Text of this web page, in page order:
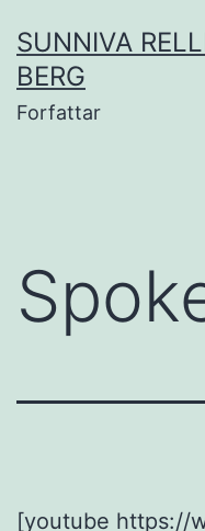
til
innhold
SUNNIVA
BERG
Forfattar
[youtube https://